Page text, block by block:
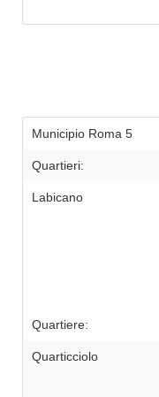
Municipio Roma 5
Quartieri:
Labicano
Quartiere:
Quarticciolo